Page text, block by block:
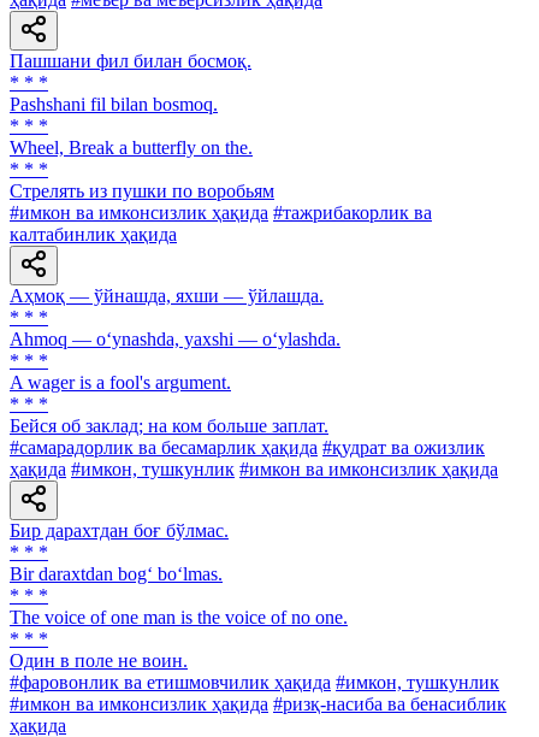
Пашшани фил билан босмоқ.
* * *
Pashshani fil bilan bosmoq.
* * *
Wheel, Break a butterfly on the.
* * *
Стрелять из пушки по воробьям
#имкон ва имконсизлик ҳақида #тажрибакорлик ва
калтабинлик ҳақида
Аҳмоқ — ўйнашда, яхши — ўйлашда.
* * *
Ahmoq — o‘ynashda, yaxshi — o‘ylashda.
* * *
A wager is a fool's argument.
* * *
Бейся об заклад; на ком больше заплат.
#самарадорлик ва бесамарлик ҳақида #қудрат ва ожизлик
ҳақида #имкон, тушкунлик #имкон ва имконсизлик ҳақида
Бир дарахтдан боғ бўлмас.
* * *
Bir daraxtdan bog‘ bo‘lmas.
* * *
The voice of one man is the voice of no one.
* * *
Один в поле не воин.
#фаровонлик ва етишмовчилик ҳақида #имкон, тушкунлик
#имкон ва имконсизлик ҳақида #ризқ-насиба ва бенасиблик
ҳақида